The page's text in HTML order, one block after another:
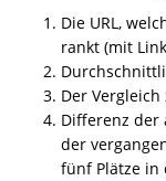
Die URL,
rankt (mit
Der
Differenz der
der
fünf Plätze in